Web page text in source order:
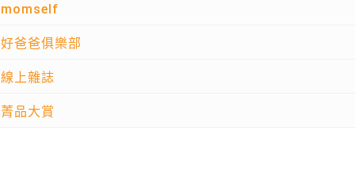
momself
好爸爸俱樂部
線上雜誌
菁品大賞